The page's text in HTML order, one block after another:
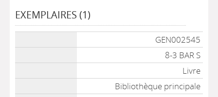
EXEMPLAIRES (1)
GEN002545
8-3 BAR S
Livre
Bibliothèque principale